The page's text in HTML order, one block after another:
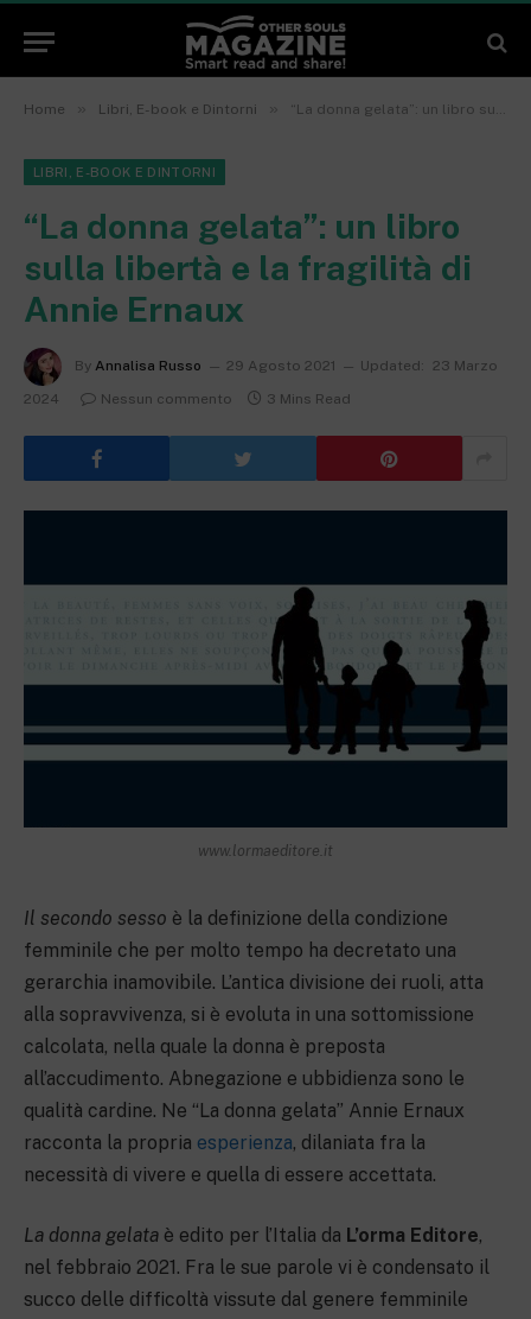
Home » Libri, E-book e Dintorni » “La donna gelata”: un libro sulla libertà e la fragilità di Annie Ernaux
LIBRI, E-BOOK E DINTORNI
“La donna gelata”: un libro
sulla libertà e la fragilità di
Annie Ernaux
By Annalisa Russo 29 Agosto 2021 Updated:
23 Marzo
2024
Nessun commento 3 Mins Read
www.lormaeditore.it
Il secondo sesso è la definizione della condizione
femminile che per molto tempo ha decretato una
gerarchia inamovibile. L’antica divisione dei ruoli, atta
alla sopravvivenza, si è evoluta in una sottomissione
calcolata, nella quale la donna è preposta
all’accudimento. Abnegazione e ubbidienza sono le
qualità cardine. Ne “La donna gelata” Annie Ernaux
racconta la propria esperienza, dilaniata fra la
necessità di vivere e quella di essere accettata.
La donna gelata è edito per l’Italia da L’orma Editore,
nel febbraio 2021. Fra le sue parole vi è condensato il
succo delle difficoltà vissute dal genere femminile